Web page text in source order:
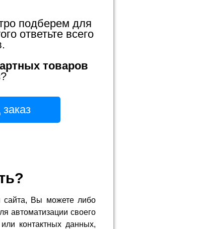
подберем для
ответьте всего
товаров
?
сайта, Вы можете либо
автоматизации своего
контактных данных,